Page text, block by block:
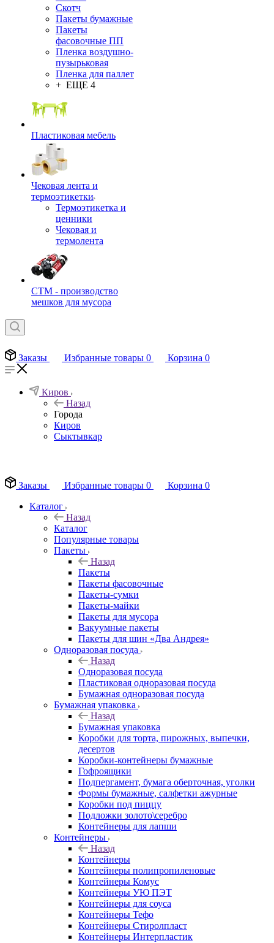
Скотч
Пакеты бумажные
Пакеты
фасовочные ПП
Пленка воздушно-
пузырьковая
Пленка для паллет
+ ЕЩЕ 4
Пластиковая мебель
Чековая лента и
термоэтикетки
Термоэтикетка и
ценники
Чековая и
термолента
СТМ - производство
мешков для мусора
Заказы Избранные товары 0 Корзина 0
Киров
Назад
Города
Киров
Сыктывкар
Заказы
Избранные товары 0 Корзина 0
Каталог
Назад
Каталог
Популярные товары
Пакеты
Назад
Пакеты
Пакеты фасовочные
Пакеты-сумки
Пакеты-майки
Пакеты для мусора
Вакуумные пакеты
Пакеты для шин «Два Андрея»
Одноразовая посуда
Назад
Одноразовая посуда
Пластиковая одноразовая посуда
Бумажная одноразовая посуда
Бумажная упаковка
Назад
Бумажная упаковка
Коробки для торта, пирожных, выпечки,
десертов
Коробки-контейнеры бумажные
Гофроящики
Подпергамент, бумага оберточная, уголки
Формы бумажные, салфетки ажурные
Коробки под пиццу
Подложки золото\серебро
Контейнеры для лапши
Контейнеры
Назад
Контейнеры
Контейнеры полипропиленовые
Контейнеры Комус
Контейнеры УЮ ПЭТ
Контейнеры для соуса
Контейнеры Тефо
Контейнеры Стиролпласт
Контейнеры Интерпластик